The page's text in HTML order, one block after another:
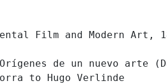
Film and Modern Art,
de un nuevo arte
to Hugo Verlinde